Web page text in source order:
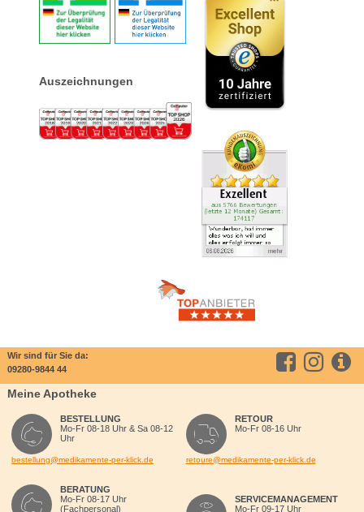
Auszeichnungen
Wir sind für Sie da:
09280-9844 44
Meine Apotheke
BESTELLUNG
Mo-Fr 08-18 Uhr & Sa 08-12
Uhr
bestellung@medikamente-per-klick.de
BERATUNG
Mo-Fr 08-17 Uhr
(Fachpersonal)
RETOUR
Mo-Fr 08-16 Uhr
retoure@medikamente-per-klick.de
SERVICEMANAGEMENT
Mo-Fr 09-17 Uhr